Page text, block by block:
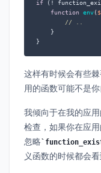
if (!
function
env(
// ..
    }
}
这样有时候会有些
用的函数可能不是
我倾向于在我的应
检查，如果你在应
忽略
义函数的时候都会看